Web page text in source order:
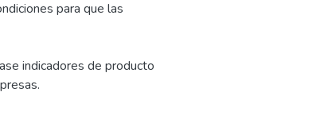
para que las
indicadores de producto